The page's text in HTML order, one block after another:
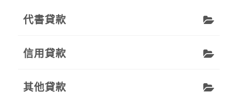
代書貸款
信用貸款
其他貸款